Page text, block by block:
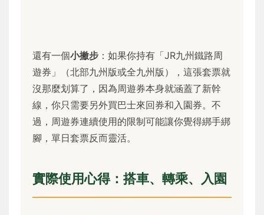
還有一個小撇步 ：如果你持有「JR九州鐵路周
遊券」（北部九州版或全九州版），這張套票就
沒那麼划算了，因為周遊券本身就涵蓋了新幹
線，你只需要另外買巴士來回券和入園券。不
過，周遊券連續使用的限制可能讓你覺得綁手綁
腳，單日套票反而靈活。
實際使用心得：搭車、轉乘、入園